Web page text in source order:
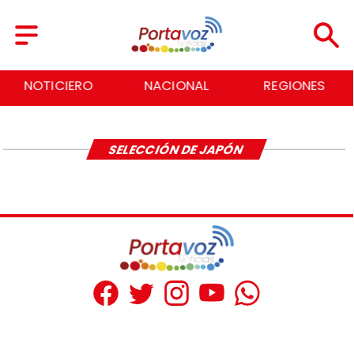
NOTICIERO NACIONAL REGIONES
SELECCIÓN DE JAPÓN